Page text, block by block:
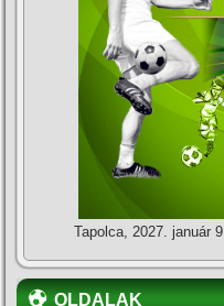
Tapolca, 2027. január 9.
OLDALAK